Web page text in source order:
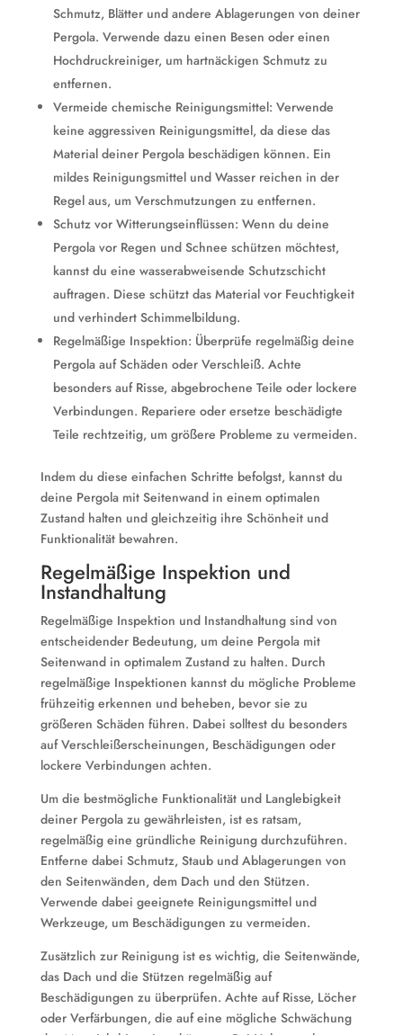
Schmutz, Blätter und andere Ablagerungen von deiner
Pergola. Verwende dazu einen Besen oder einen
Hochdruckreiniger, um hartnäckigen Schmutz zu
entfernen.
Vermeide chemische Reinigungsmittel: Verwende
keine aggressiven Reinigungsmittel, da diese das
Material deiner Pergola beschädigen können. Ein
mildes Reinigungsmittel und Wasser reichen in der
Regel aus, um Verschmutzungen zu entfernen.
Schutz vor Witterungseinflüssen: Wenn du deine
Pergola vor Regen und Schnee schützen möchtest,
kannst du eine wasserabweisende Schutzschicht
auftragen. Diese schützt das Material vor Feuchtigkeit
und verhindert Schimmelbildung.
Regelmäßige Inspektion: Überprüfe regelmäßig deine
Pergola auf Schäden oder Verschleiß. Achte
besonders auf Risse, abgebrochene Teile oder lockere
Verbindungen. Repariere oder ersetze beschädigte
Teile rechtzeitig, um größere Probleme zu vermeiden.
Indem du diese einfachen Schritte befolgst, kannst du
deine Pergola mit Seitenwand in einem optimalen
Zustand halten und gleichzeitig ihre Schönheit und
Funktionalität bewahren.
Regelmäßige Inspektion und
Instandhaltung
Regelmäßige Inspektion und Instandhaltung sind von
entscheidender Bedeutung, um deine Pergola mit
Seitenwand in optimalem Zustand zu halten. Durch
regelmäßige Inspektionen kannst du mögliche Probleme
frühzeitig erkennen und beheben, bevor sie zu
größeren Schäden führen. Dabei solltest du besonders
auf Verschleißerscheinungen, Beschädigungen oder
lockere Verbindungen achten.
Um die bestmögliche Funktionalität und Langlebigkeit
deiner Pergola zu gewährleisten, ist es ratsam,
regelmäßig eine gründliche Reinigung durchzuführen.
Entferne dabei Schmutz, Staub und Ablagerungen von
den Seitenwänden, dem Dach und den Stützen.
Verwende dabei geeignete Reinigungsmittel und
Werkzeuge, um Beschädigungen zu vermeiden.
Zusätzlich zur Reinigung ist es wichtig, die Seitenwände,
das Dach und die Stützen regelmäßig auf
Beschädigungen zu überprüfen. Achte auf Risse, Löcher
oder Verfärbungen, die auf eine mögliche Schwächung